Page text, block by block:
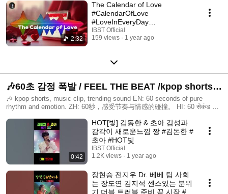
2:32
The Calendar of Love
#CalendarOfLove
#LoveInEveryDay
#RomanticMemories
#FirstMeetingFeels
IBST Official
159 views
1 year ago
🎶60초 감정 폭발 / FEEL THE BEAT /kpop shorts,
music clip, trending sound
🎶 kpop shorts, music clip, trending sound EN: 60 seconds of pure
rhythm and emotion. ZH: 60秒，感受节奏与情感的碰撞。 HI: 60 सेकंड की
đắm chìm trong âm nhạc và cảm xúc. TH: 60 วินาทีแห่งจังหวะและความ
รู้สึกที่แท้จริง #FeelTheBeat #ViralMusic #节奏短视频 #गानेकीधुन
#BeatShorts #giaiđiệuhay #คลิปเพลงฮิต #trendingsound
0:42
HOT[빛] 김동한 & 초아 감성과
감각이 새로운느낌 짱 #김돈한 #
초아 #HOT빛
IBST Official
1.2K views
1 year ago
장현승 전지우 Dr. 베베 팀 사회
는 장도연 김지석 센스있는 분위
기 더블 트러블 준비 끝 시작 #장